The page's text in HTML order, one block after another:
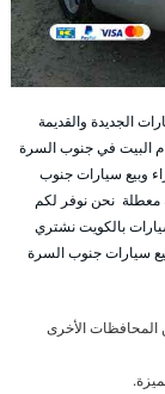
الجديدة والقديمة
البيت في جنوب السرة
وبيع سيارات جنوب
نحن نوفر لكم
بالكويت نشتري
سيارات جنوب السرة
الأخرى